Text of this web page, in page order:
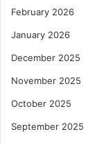
February 2026
January 2026
December 2025
November 2025
October 2025
September 2025